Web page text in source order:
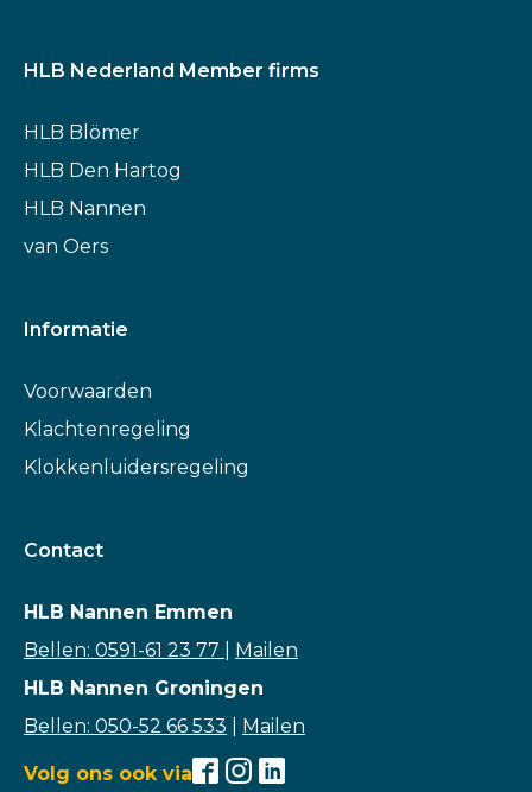
HLB Nederland Member firms
HLB Blömer
HLB Den Hartog
HLB Nannen
van Oers
Informatie
Voorwaarden
Klachtenregeling
Klokkenluidersregeling
Contact
HLB Nannen Emmen
Bellen: 0591-61 23 77
Mailen
HLB Nannen Groningen
Bellen: 050-52 66 533
Mailen
Volg ons ook via